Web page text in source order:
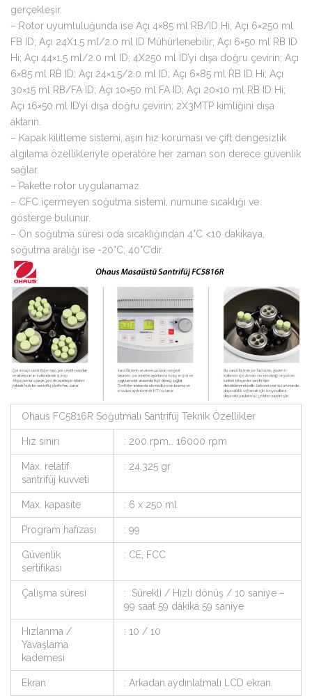
gerçekleşir.
– Rotor uyumluluğunda ise Açı 4×85 ml RB/ID Hi; Açı 6×250 ml
FB ID; Açı 24X1.5 ml/2.0 ml ID Mühürlenebilir; Açı 6×50 ml RB ID
Hi; Açı 44×1.5 ml/2.0 ml ID; 4X250 ml ID’yi dışa doğru çevirin; Açı
6×85 ml RB ID; Açı 24×1.5/2.0 ml ID; Açı 6×85 ml RB ID Hi; Açı
30×15 ml RB/FA ID; Açı 10×50 ml FA ID; Açı 20×10 ml RB ID Hi;
Açı 16×50 ml ID’yi dışa doğru çevirin; 2X3MTP kimliğini dışa
aktarın.
– Kapak kilitleme sistemi, aşırı hız koruması ve çift dengesizlik
algılama özellikleriyle operatöre her zaman son derece güvenlik
sağlar.
– Pakette rotor uygulanamaz.
– CFC içermeyen soğutma sistemi, numune sıcaklığı ve
gösterge bulunur.
– Ön soğutma süresi oda sıcaklığından 4°C <10 dakikaya,
soğutma aralığı ise -20°C; 40°C’dir.
Ohaus FC5816R Soğutmalı Santrifüj Teknik Özellikler
Hız sınırı : 200 rpm… 16000 rpm
Max. relatif
santrifüj kuvveti
: 24.325 gr
Max. kapasite : 6 x 250 ml
Program hafızası : 99
Güvenlik
sertifikası
: CE; FCC
Çalışma süresi
: Sürekli / Hızlı dönüş / 10 saniye –
99 saat 59 dakika 59 saniye
Hızlanma /
Yavaşlama
kademesi
: 10 / 10
Ekran : Arkadan aydınlatmalı LCD ekran